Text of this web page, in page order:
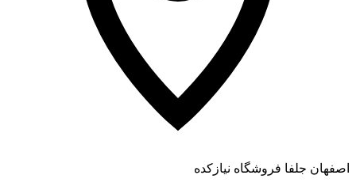
اصفهان جلفا فروشگاه نیازکده